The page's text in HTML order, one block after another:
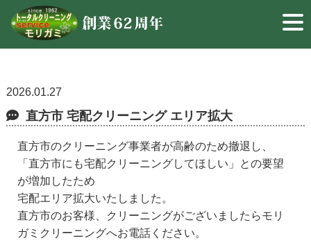
2026.01.27
直方市 宅配クリーニング エリア拡大
直方市のクリーニング事業者が高齢のため撤退し、
「直方市にも宅配クリーニングしてほしい」との要望
が増加したため
宅配エリア拡大いたしました。
直方市のお客様、クリーニングがございましたらモリ
ガミクリーニングへお電話ください。